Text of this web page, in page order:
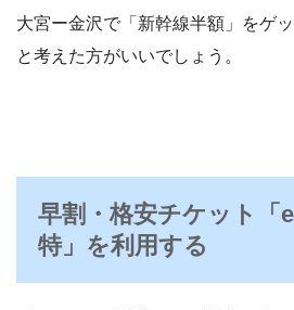
大宮ー金沢で「新幹線半額」をゲ
と考えた方がいいでしょう。
早割・格安チケット「
特」を利用する